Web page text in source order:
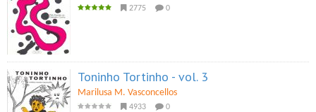
2775 0
Toninho Tortinho - vol. 3
Marilusa M. Vasconcellos
4933 0